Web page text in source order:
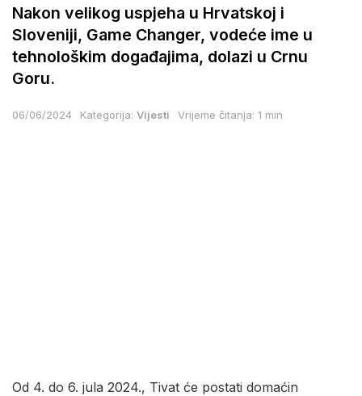
Nakon velikog uspjeha u Hrvatskoj i
Sloveniji, Game Changer, vodeće ime u
tehnološkim događajima, dolazi u Crnu
Goru.
06/06/2024 Kategorija: Vijesti Vrijeme čitanja: 1 min
Od 4. do 6. jula 2024., Tivat će postati domaćin